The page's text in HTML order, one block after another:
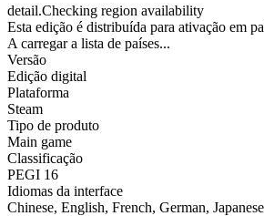
detail.Checking region availability
Esta edição é distribuída para ativação em
A carregar a lista de países...
Versão
Edição digital
Plataforma
Steam
Tipo de produto
Main game
Classificação
PEGI 16
Idiomas da interface
Chinese, English, French, German,